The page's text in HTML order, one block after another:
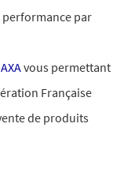
performance par
vous permettant
Française
de produits